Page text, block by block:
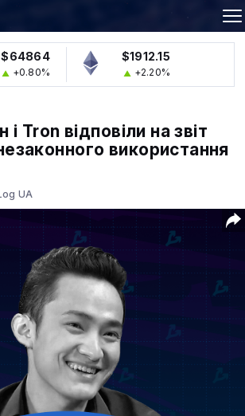
$64864
+0.80%
$1912.15
+2.20%
Tron відповіли на звіт
використання
UA